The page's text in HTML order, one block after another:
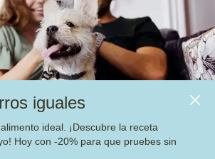
iguales
ideal. ¡Descubre la receta
Hoy con -20% para que pruebes sin